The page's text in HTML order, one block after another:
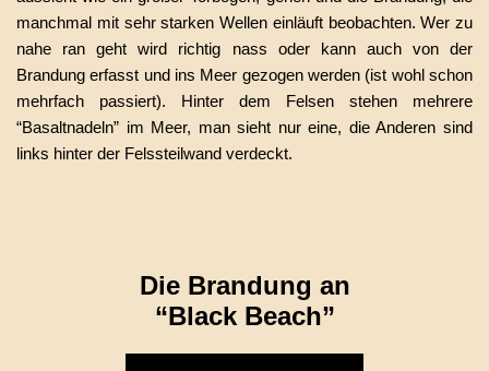
manchmal mit sehr starken Wellen einläuft beobachten. Wer zu
nahe ran geht wird richtig nass oder kann auch von der
Brandung erfasst und ins Meer gezogen werden (ist wohl schon
mehrfach passiert). Hinter dem Felsen stehen mehrere
“Basaltnadeln” im Meer, man sieht nur eine, die Anderen sind
links hinter der Felssteilwand verdeckt.
Die Brandung an
“Black Beach”